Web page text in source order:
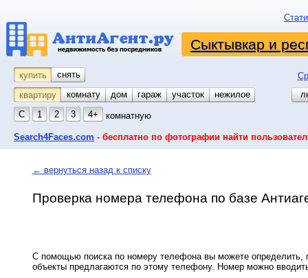
Сыктывкар и
купить снять
квартиру
комнату койко-место
дом гараж участок
нежилое
С
1 2 3 4+ комнатную
Search4Faces.com - бесплатно по фотографии найти
← вернуться назад к списку
Проверка номера телефона по базе
С помощью поиска по номеру телефона вы можете определить,
объекты предлагаются по этому телефону. Номер можно